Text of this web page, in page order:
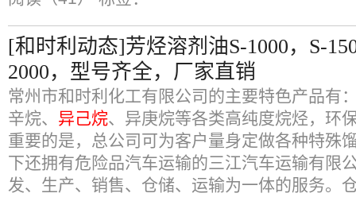
[和时利动态]芳烃溶剂油S-1000，S-
2000，型号齐全，厂家直销
常州市和时利化工有限公司的主要特色产品有
辛烷、 异己烷、异庚烷等各类高纯度烷烃，环
重要的是，总公司可为客户量身定做各种特殊
下还拥有危险品汽车运输的三江汽车运输有限
发、生产、销售、仓储、运输为一体的服务。